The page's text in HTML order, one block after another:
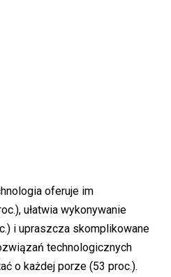
oferuje im
ułatwia wykonywanie
i upraszcza skomplikowane
technologicznych
o każdej porze (53 proc.).